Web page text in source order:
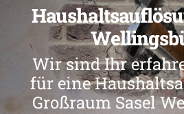
Wir sind Ihr
für eine
Großraum Sasel